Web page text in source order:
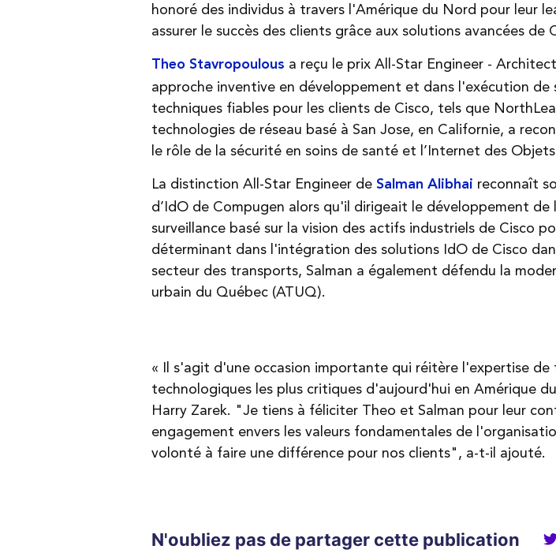
honoré des individus à travers l'Amérique du Nord pour leur
assurer le succès des clients grâce aux solutions avancées de
Theo Stavropoulous a reçu le prix All-Star Engineer -
approche inventive en développement et dans l'exécution de
techniques fiables pour les clients de Cisco, tels que
technologies de réseau basé à San Jose, en Californie, a
le rôle de la sécurité en soins de santé et l’Internet des
La distinction All-Star Engineer de Salman Alibhai reconnaît
d’IdO de Compugen alors qu'il dirigeait le développement
surveillance basé sur la vision des actifs industriels de Cisco
déterminant dans l'intégration des solutions IdO de Cisco
secteur des transports, Salman a également défendu la
urbain du Québec (ATUQ).
« Il s'agit d'une occasion importante qui réitère l'expertise
technologiques les plus critiques d'aujourd'hui en Amérique
Harry Zarek. "Je tiens à féliciter Theo et Salman pour leur
engagement envers les valeurs fondamentales de
volonté à faire une différence pour nos clients", a-t-il ajouté.
N'oubliez pas de partager cette publication